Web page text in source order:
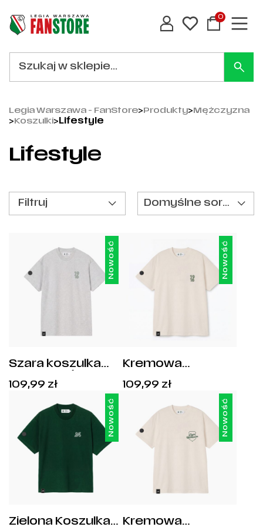
0
Legia Warszawa - FanStore>Produkty>Mężczyzna
>Koszulki>Lifestyle
Lifestyle
Filtruj Domyślne sortowanie
Nowość
Szara koszulka
1916
109,99 złCena:
zł.
Nowość
Kremowa
Warszawa
109,99 złCena:
zł.
Nowość
Zielona Koszulka
Nowość
Kremowa